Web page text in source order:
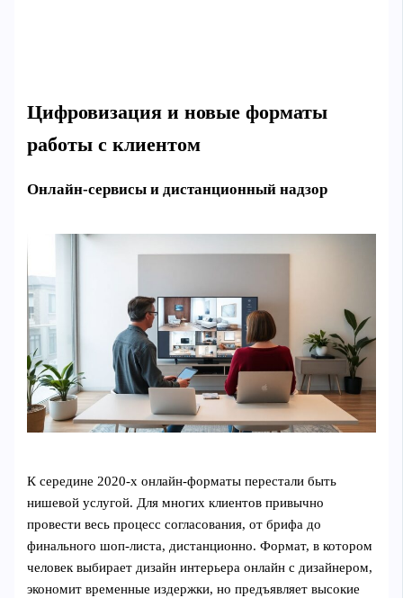
Цифровизация и новые форматы
работы с клиентом
Онлайн‑сервисы и дистанционный надзор
К середине 2020‑х онлайн‑форматы перестали быть
нишевой услугой. Для многих клиентов привычно
провести весь процесс согласования, от брифа до
финального шоп‑листа, дистанционно. Формат, в котором
человек выбирает дизайн интерьера онлайн с дизайнером,
экономит временные издержки, но предъявляет высокие